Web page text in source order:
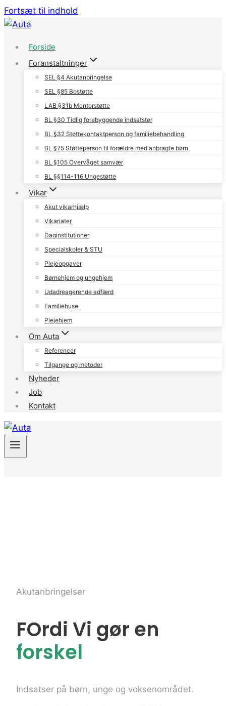
Fortsæt til indhold
Forside
Foranstaltninger
SEL §4 Akutanbringelse
SEL §85 Bostøtte
LAB §31b Mentorstøtte
BL §30 Tidlig forebyggende indsatster
BL §32 Støttekontaktperson og familiebehandling
BL §75 Støtteperson til forældre med anbragte børn
BL §105 Overvåget samvær
BL §§114-116 Ungestøtte
Vikar
Akut vikarhjælp
Vikariater
Daginstitutioner
Specialskoler & STU
Plejeopgaver
Børnehjem og ungehjem
Udadreagerende adfærd
Familiehuse
Plejehjem
Om Auta
Referencer
Tilgange og metoder
Nyheder
Job
Kontakt
Akutanbringelser
FOrdi Vi gør en
forskel
Indsatser på børn, unge og voksenområdet.